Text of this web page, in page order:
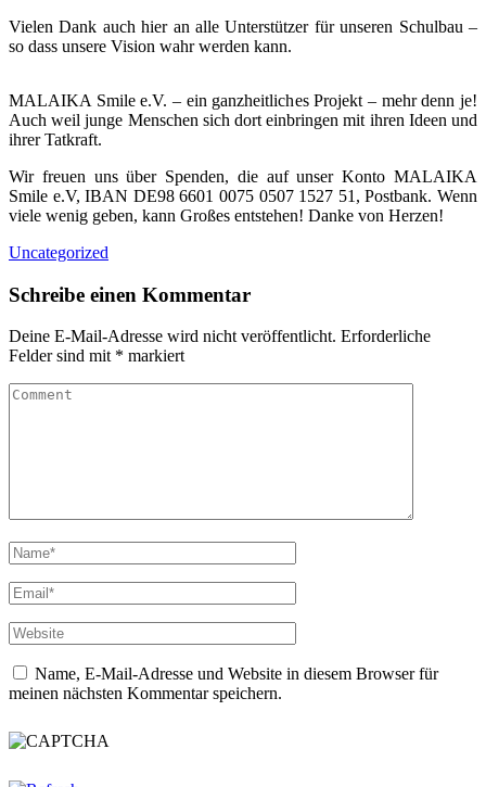
Vielen Dank auch hier an alle Unterstützer für unseren Schulbau –
so dass unsere Vision wahr werden kann.
MALAIKA Smile e.V. – ein ganzheitliches Projekt – mehr denn je!
Auch weil junge Menschen sich dort einbringen mit ihren Ideen und
ihrer Tatkraft.
Wir freuen uns über Spenden, die auf unser Konto MALAIKA
Smile e.V, IBAN DE98 6601 0075 0507 1527 51, Postbank. Wenn
viele wenig geben, kann Großes entstehen! Danke von Herzen!
Uncategorized
Schreibe einen Kommentar
Deine E-Mail-Adresse wird nicht veröffentlicht. Erforderliche
Felder sind mit * markiert
Name, E-Mail-Adresse und Website in diesem Browser für
meinen nächsten Kommentar speichern.